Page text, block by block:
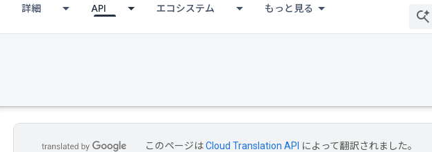
詳細 API エコシステム もっと見る
このページはCloud Translation API によって翻訳されました。